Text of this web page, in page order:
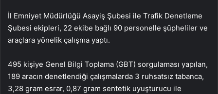
İl Emniyet Müdürlüğü Asayiş Şubesi ile Trafik Denetleme
Şubesi ekipleri, 22 ekibe bağlı 90 personelle şüpheliler ve
araçlara yönelik çalışma yaptı.
495 kişiye Genel Bilgi Toplama (GBT) sorgulaması yapılan,
189 aracın denetlendiği çalışmalarda 3 ruhsatsız tabanca,
3,28 gram esrar, 0,87 gram sentetik uyuşturucu ile